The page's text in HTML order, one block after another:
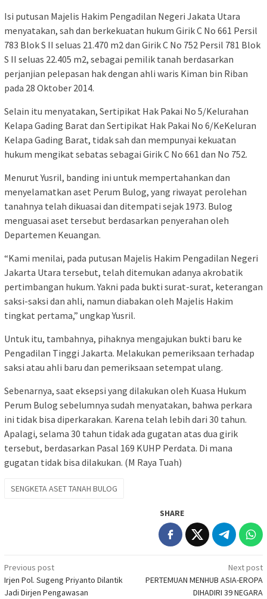
Isi putusan Majelis Hakim Pengadilan Negeri Jakata Utara
menyatakan, sah dan berkekuatan hukum Girik C No 661 Persil
783 Blok S II seluas 21.470 m2 dan Girik C No 752 Persil 781 Blok
S II seluas 22.405 m2, sebagai pemilik tanah berdasarkan
perjanjian pelepasan hak dengan ahli waris Kiman bin Riban
pada 28 Oktober 2014.
Selain itu menyatakan, Sertipikat Hak Pakai No 5/Kelurahan
Kelapa Gading Barat dan Sertipikat Hak Pakai No 6/KeKeluran
Kelapa Gading Barat, tidak sah dan mempunyai kekuatan
hukum mengikat sebatas sebagai Girik C No 661 dan No 752.
Menurut Yusril, banding ini untuk mempertahankan dan
menyelamatkan aset Perum Bulog, yang riwayat perolehan
tanahnya telah dikuasai dan ditempati sejak 1973. Bulog
menguasai aset tersebut berdasarkan penyerahan oleh
Departemen Keuangan.
“Kami menilai, pada putusan Majelis Hakim Pengadilan Negeri
Jakarta Utara tersebut, telah ditemukan adanya akrobatik
pertimbangan hukum. Yakni pada bukti surat-surat, keterangan
saksi-saksi dan ahli, namun diabakan oleh Majelis Hakim
tingkat pertama,” ungkap Yusril.
Untuk itu, tambahnya, pihaknya mengajukan bukti baru ke
Pengadilan Tinggi Jakarta. Melakukan pemeriksaan terhadap
saksi atau ahli baru dan pemeriksaan setempat ulang.
Sebenarnya, saat eksepsi yang dilakukan oleh Kuasa Hukum
Perum Bulog sebelumnya sudah menyatakan, bahwa perkara
ini tidak bisa diperkarakan. Karena telah lebih dari 30 tahun.
Apalagi, selama 30 tahun tidak ada gugatan atas dua girik
tersebut, berdasarkan Pasal 169 KUHP Perdata. Di mana
gugatan tidak bisa dilakukan. (M Raya Tuah)
SENGKETA ASET TANAH BULOG
SHARE
Post
navigation
Previous post
Irjen Pol. Sugeng Priyanto Dilantik
Jadi Dirjen Pengawasan
Next post
PERTEMUAN MENHUB ASIA-EROPA
DIHADIRI 39 NEGARA